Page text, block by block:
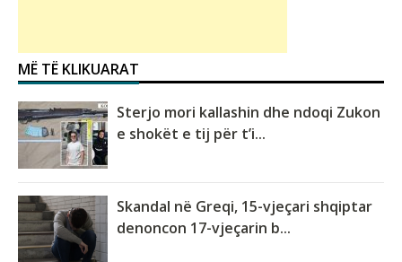
MË TË KLIKUARAT
Sterjo mori kallashin dhe ndoqi Zukon
e shokët e tij për t’i...
Skandal në Greqi, 15-vjeçari shqiptar
denoncon 17-vjeçarin b...